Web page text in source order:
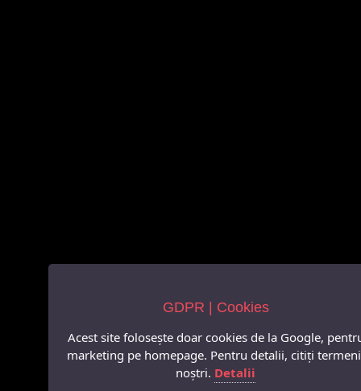
GDPR | Cookies
Acest site folosește doar cookies de la Google,
marketing pe homepage. Pentru detalii, citiți
noștri. Detalii